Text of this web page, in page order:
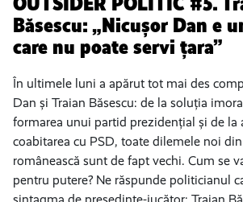
Băsescu: „Nicușor Dan e
care nu poate servi țara”
În ultimele luni a apărut tot mai des
Dan și Traian Băsescu: de la soluția
formarea unui partid prezidențial și de la
coabitarea cu PSD, toate dilemele noi
românească sunt de fapt vechi. Cum se
pentru putere? Ne răspunde politicianul